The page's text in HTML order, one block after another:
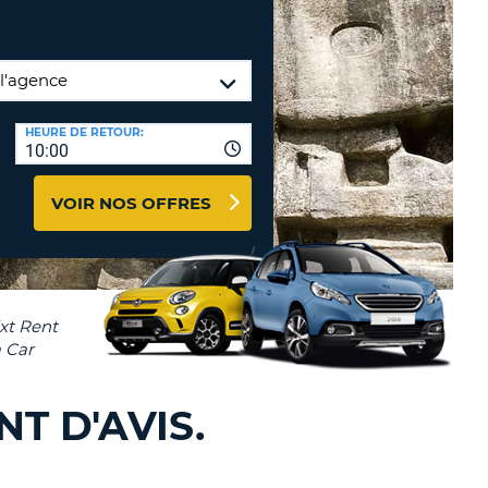
DE VOYAGES &
AFFILIÉS
CONNEXION
10:00
HEURE DE RETOUR:
VOIR NOS OFFRES
D'AVIS.